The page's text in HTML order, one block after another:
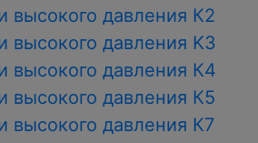
высокого давления К2
высокого давления K3
высокого давления К4
высокого давления К5
высокого давления К7